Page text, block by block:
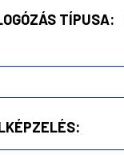
TÍPUSA: